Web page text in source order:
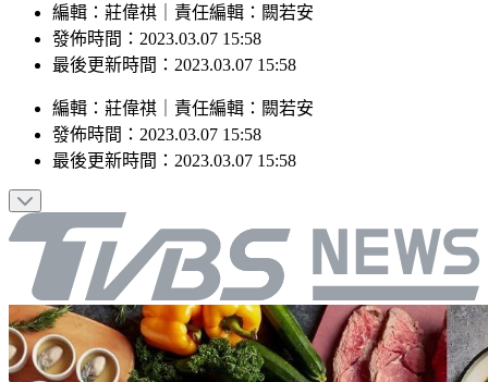
編輯：莊偉祺｜責任編輯：闕若安
發佈時間：2023.03.07 15:58
編輯：莊偉祺｜責任編輯：
發佈時間：2023.03.07 15:58